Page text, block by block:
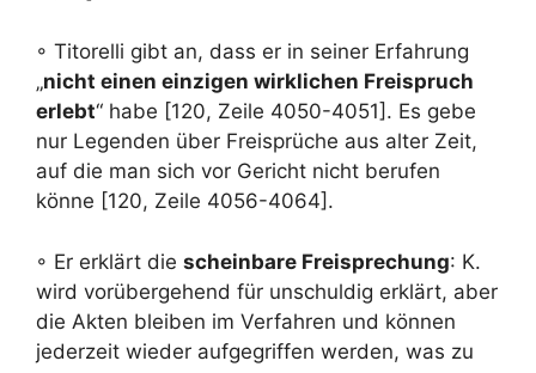
◦ Titorelli gibt an, dass er in seiner Erfahrung
„nicht einen einzigen wirklichen Freispruch
erlebt“ habe [120, Zeile 4050-4051]. Es gebe
nur Legenden über Freisprüche aus alter Zeit,
auf die man sich vor Gericht nicht berufen
könne [120, Zeile 4056-4064].
◦ Er erklärt die scheinbare Freisprechung: K.
wird vorübergehend für unschuldig erklärt, aber
die Akten bleiben im Verfahren und können
jederzeit wieder aufgegriffen werden, was zu